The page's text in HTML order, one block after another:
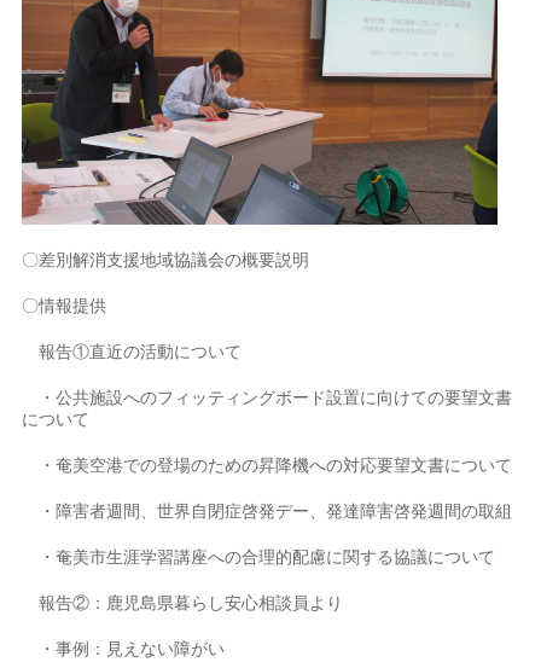
〇差別解消支援地域協議会の概要説明
〇情報提供
報告①直近の活動について
・公共施設へのフィッティングボード設置に向けての要望文書
について
・奄美空港での登場のための昇降機への対応要望文書について
・障害者週間、世界自閉症啓発デー、発達障害啓発週間の取組
・奄美市生涯学習講座への合理的配慮に関する協議について
報告②：鹿児島県暮らし安心相談員より
・事例：見えない障がい